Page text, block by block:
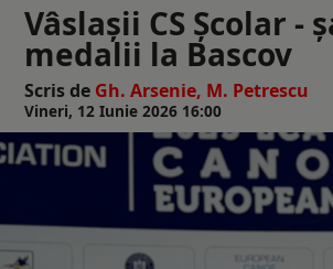
Vâslașii CS Școlar -
medalii la Bascov
Scris de Gh. Arsenie, M. Petrescu
Vineri, 12 Iunie 2026 16:00